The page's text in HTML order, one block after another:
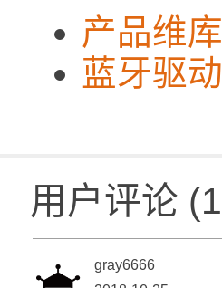
产品维库
蓝牙驱动
用户评论 (1
gray6666